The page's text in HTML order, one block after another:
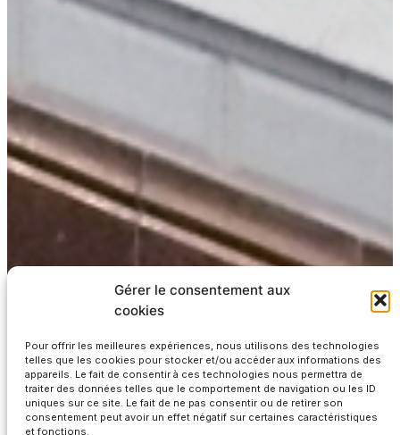
Gérer le consentement aux
cookies
Pour offrir les meilleures expériences, nous utilisons des technologies
telles que les cookies pour stocker et/ou accéder aux informations des
appareils. Le fait de consentir à ces technologies nous permettra de
traiter des données telles que le comportement de navigation ou les ID
uniques sur ce site. Le fait de ne pas consentir ou de retirer son
consentement peut avoir un effet négatif sur certaines caractéristiques
et fonctions.